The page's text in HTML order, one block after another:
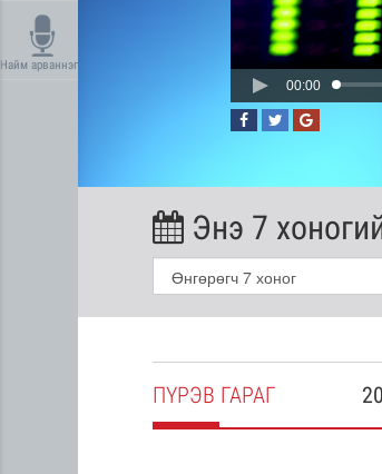
Найм арваннэг
00:00
Энэ 7
ПҮРЭВ ГАРАГ